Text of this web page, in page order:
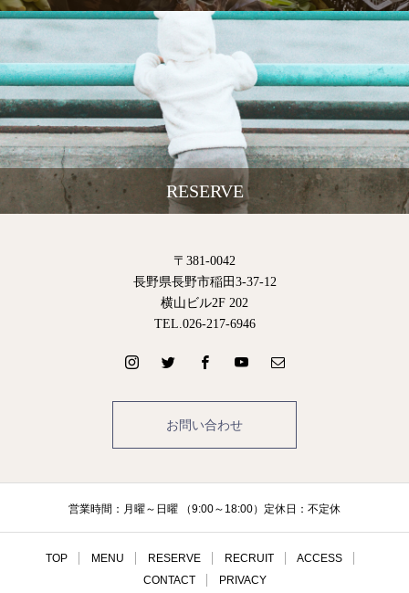
RESERVE
〒381-0042
長野県長野市稲田3-37-12
横山ビル2F 202
TEL.026-217-6946
お問い合わせ
営業時間：月曜～日曜 （9:00～18:00）定休日：不定休
TOP MENU RESERVE RECRUIT
ACCESS
CONTACT
PRIVACY